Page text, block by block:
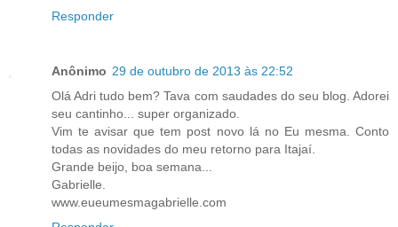
Responder
Anônimo 29 de outubro de 2013 às 22:52
Olá Adri tudo bem? Tava com saudades do seu blog. Adorei
seu cantinho... super organizado.
Vim te avisar que tem post novo lá no Eu mesma. Conto
todas as novidades do meu retorno para Itajaí.
Grande beijo, boa semana...
Gabrielle.
www.eueumesmagabrielle.com